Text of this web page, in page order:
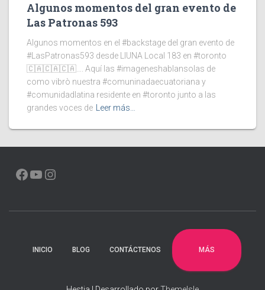
Algunos momentos del gran evento de
Las Patronas 593
Algunos momentos en el #backstage del gran evento de
#LasPatronas593 desde LIUNA Local 183 en #toronto
🇨🇦🇨🇦🇨🇦…. Aquí las #imageneshablansolas de
como vibrò nuestra #comuninadaecuatoriana y
#comunidadlatina residente en #toronto junto a las
grandes voces de
Leer más…
FACEBOOK YOUTUBE
INICIO BLOG CONTÁCTENOS MÁS